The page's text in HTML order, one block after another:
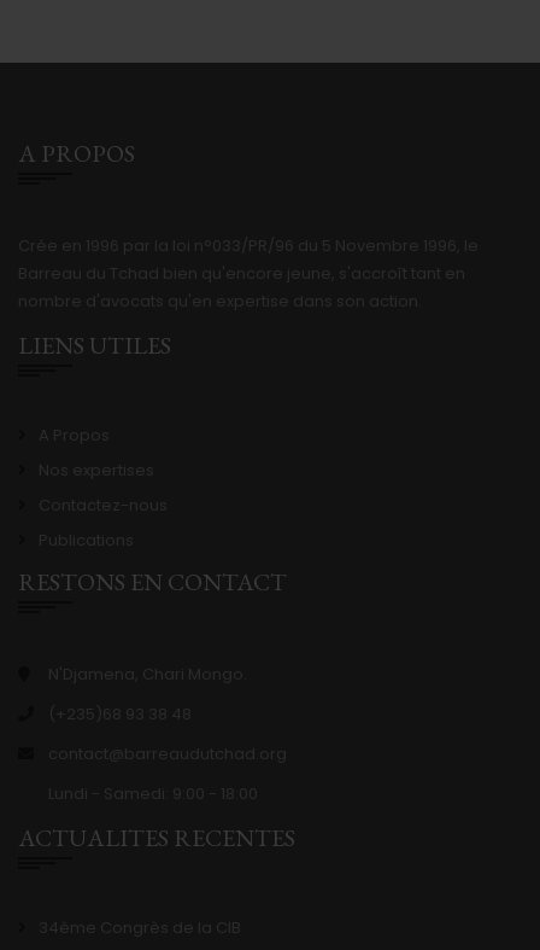
A PROPOS
Crée en 1996 par la loi n°033/PR/96 du 5 Novembre 1996, le
Barreau du Tchad bien qu'encore jeune, s'accroît tant en
nombre d'avocats qu'en expertise dans son action.
LIENS UTILES
A Propos
Nos expertises
Contactez-nous
Publications
RESTONS EN CONTACT
N'Djamena, Chari Mongo.
(+235)68 93 38 48
contact@barreaudutchad.org
Lundi - Samedi: 9:00 - 18:00
ACTUALITES RECENTES
34ème Congrès de la CIB